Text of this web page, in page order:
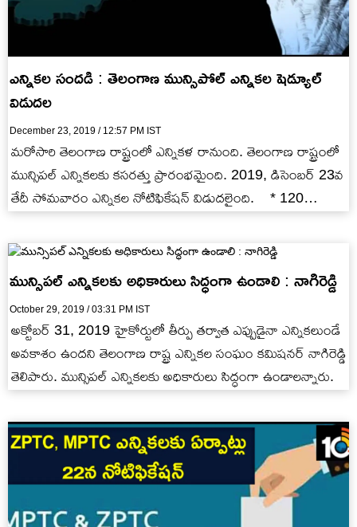
ఎన్నికల సందడి : తెలంగాణ మున్సిపోల్ ఎన్నికల షెడ్యూల్
విడుదల
December 23, 2019 / 12:57 PM IST
మరోసారి తెలంగాణ రాష్ట్రంలో ఎన్నికళ రానుంది. తెలంగాణ రాష్ట్రంలో
మున్సిపల్ ఎన్నికలకు కసరత్తు ప్రారంభమైంది. 2019, డిసెంబర్ 23వ
తేదీ సోమవారం ఎన్నికల నోటిఫికేషన్ విడుదలైంది. * 120
మున్సిపల్ ఎన్నికలకు అధికారులు సిద్ధంగా ఉండాలి : నాగిరెడ్డి
October 29, 2019 / 03:31 PM IST
అక్టోబర్ 31, 2019 హైకోర్టులో తీర్పు తర్వాత ఎప్పుడైనా ఎన్నికలుండే
అవకాశం ఉందని తెలంగాణ రాష్ట్ర ఎన్నికల సంఘం కమిషనర్ నాగిరెడ్డి
తెలిపారు. మున్సిపల్ ఎన్నికలకు అధికారులు సిద్ధంగా ఉండాలన్నారు.